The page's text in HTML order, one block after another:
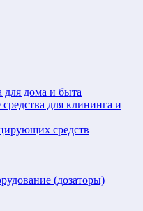
дома и быта
для клининга и
средств
(дозаторы)